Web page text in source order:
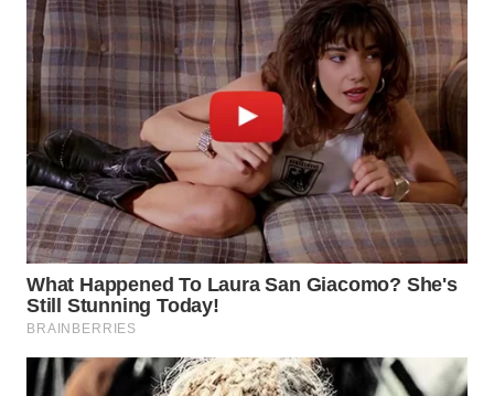
LABUHANBATU
WN
TAPANULI
TENGAH
WN DELI
SERDANG
WN
TEBING
TINGGI
WN
PAKPAK